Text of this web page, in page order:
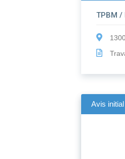
TPBM /
Avis initial